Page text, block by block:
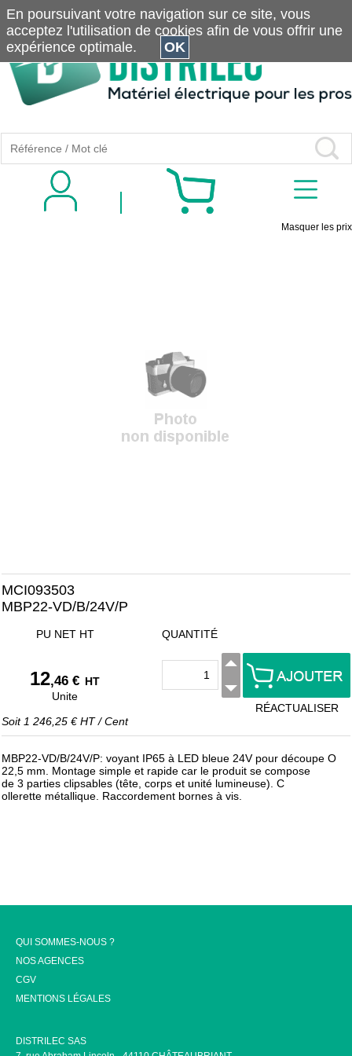
Masquer les prix
MCI093503
MBP22-VD/B/24V/P
PU NET HT
12,46 € HT
Unite
Soit 1 246,25 € HT/Cent
QUANTITÉ
RÉACTUALISER
MBP22-VD/B/24V/P: voyant IP65 à LED bleue 24V pour découpe O
22,5 mm. Montage simple et rapide car le produit se compose
de 3 parties clipsables (tête, corps et unité lumineuse). C
ollerette métallique. Raccordement bornes à vis.
QUI SOMMES-NOUS ?
NOS AGENCES
CGV
MENTIONS LÉGALES
DISTRILEC SAS
En poursuivant votre navigation sur ce site, vous
acceptez l'utilisation de cookies afin de vous offrir une
expérience optimale.
OK